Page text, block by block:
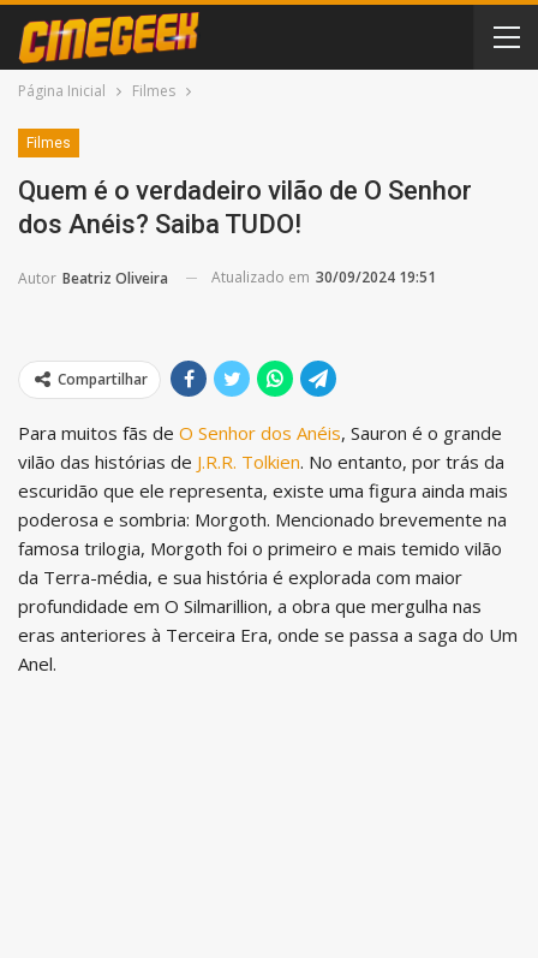
Página Inicial Filmes
Filmes
Quem é o verdadeiro vilão de O Senhor
dos Anéis? Saiba TUDO!
Autor Beatriz Oliveira Atualizado em 30/09/2024 19:51
Compartilhar
Para muitos fãs de O Senhor dos Anéis, Sauron é o grande
vilão das histórias de J.R.R. Tolkien. No entanto, por trás da
escuridão que ele representa, existe uma figura ainda mais
poderosa e sombria: Morgoth. Mencionado brevemente na
famosa trilogia, Morgoth foi o primeiro e mais temido vilão
da Terra-média, e sua história é explorada com maior
profundidade em O Silmarillion, a obra que mergulha nas
eras anteriores à Terceira Era, onde se passa a saga do Um
Anel.